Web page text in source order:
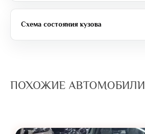
Схема состояния кузова
ПОХОЖИЕ АВТОМОБИЛИ